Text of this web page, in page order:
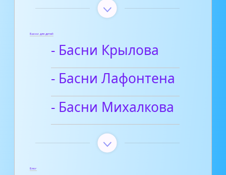
Басни для детей
- Басни Крылова
- Басни Лафонтена
- Басни Михалкова
Блог